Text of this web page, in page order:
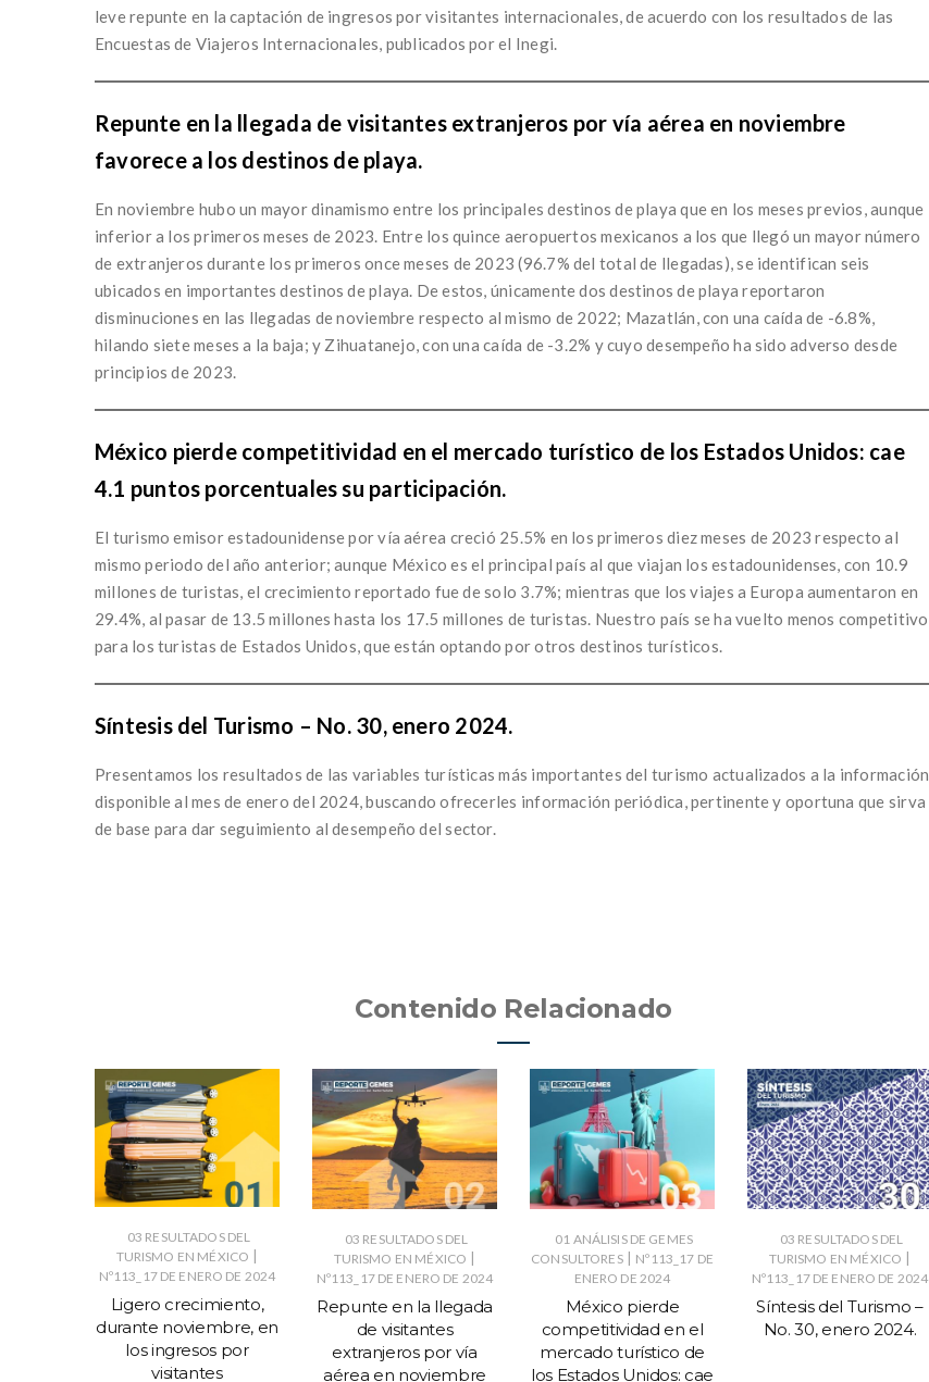
leve repunte en la captación de ingresos por visitantes internacionales, de acuerdo con los resultados de las
Encuestas de Viajeros Internacionales, publicados por el Inegi.
Repunte en la llegada de visitantes extranjeros por vía aérea en noviembre
favorece a los destinos de playa.
En noviembre hubo un mayor dinamismo entre los principales destinos de playa que en los meses previos, aunque
inferior a los primeros meses de 2023. Entre los quince aeropuertos mexicanos a los que llegó un mayor número
de extranjeros durante los primeros once meses de 2023 (96.7% del total de llegadas), se identifican seis
ubicados en importantes destinos de playa. De estos, únicamente dos destinos de playa reportaron
disminuciones en las llegadas de noviembre respecto al mismo de 2022; Mazatlán, con una caída de -6.8%,
hilando siete meses a la baja; y Zihuatanejo, con una caída de -3.2% y cuyo desempeño ha sido adverso desde
principios de 2023.
México pierde competitividad en el mercado turístico de los Estados Unidos: cae
4.1 puntos porcentuales su participación.
El turismo emisor estadounidense por vía aérea creció 25.5% en los primeros diez meses de 2023 respecto al
mismo periodo del año anterior; aunque México es el principal país al que viajan los estadounidenses, con 10.9
millones de turistas, el crecimiento reportado fue de solo 3.7%; mientras que los viajes a Europa aumentaron en
29.4%, al pasar de 13.5 millones hasta los 17.5 millones de turistas. Nuestro país se ha vuelto menos competitivo
para los turistas de Estados Unidos, que están optando por otros destinos turísticos.
Síntesis del Turismo – No. 30, enero 2024.
Presentamos los resultados de las variables turísticas más importantes del turismo actualizados a la información
disponible al mes de enero del 2024, buscando ofrecerles información periódica, pertinente y oportuna que sirva
de base para dar seguimiento al desempeño del sector.
Contenido Relacionado
03 RESULTADOS DEL
TURISMO EN MÉXICO
Nº113_17 DE ENERO DE 2024
Ligero crecimiento,
durante noviembre, en
los ingresos por
visitantes
03 RESULTADOS DEL
TURISMO EN MÉXICO
Nº113_17 DE ENERO DE 2024
Repunte en la llegada
de visitantes
extranjeros por vía
aérea en noviembre
01 ANÁLISIS DE GEMES
CONSULTORES
Nº113_17 DE
ENERO DE 2024
México pierde
competitividad en el
mercado turístico de
los Estados Unidos: cae
03 RESULTADOS DEL
TURISMO EN MÉXICO
Nº113_17 DE ENERO DE 2024
Síntesis del Turismo –
No. 30, enero 2024.